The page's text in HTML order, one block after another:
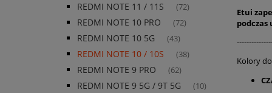
REDMI NOTE 11 / 11S (72)
REDMI NOTE 10 PRO (72)
REDMI NOTE 10 5G (43)
REDMI NOTE 10 / 10S (38)
REDMI NOTE 9 PRO (62)
REDMI NOTE 9 5G / 9T 5G (10)
Etui
Kolory